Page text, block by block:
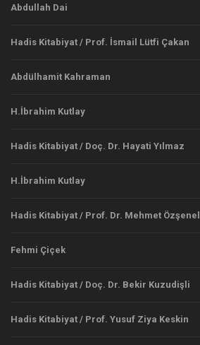
Abdullah Dai
Hadis Kitabiyat / Prof. İsmail Lütfi Çakan
Abdülhamit Kahraman
H.İbrahim Kutlay
Hadis Kitabiyat / Doç. Dr. Hayati Yılmaz
H.İbrahim Kutlay
Hadis Kitabiyat / Prof. Dr. Mehmet Özşenel
Fehmi Çiçek
Hadis Kitabiyat / Doç. Dr. Bekir Kuzudişli
Hadis Kitabiyat / Prof. Yusuf Ziya Keskin